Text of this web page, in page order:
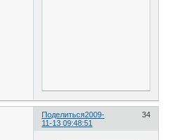
Поделиться 34
2009-
11-13 09:48:51